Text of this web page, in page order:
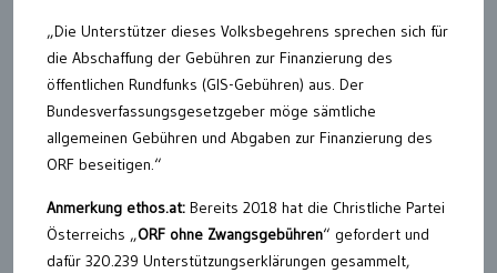
„Die Unterstützer dieses Volksbegehrens sprechen sich für
die Abschaffung der Gebühren zur Finanzierung des
öffentlichen Rundfunks (GIS-Gebühren) aus. Der
Bundesverfassungsgesetzgeber möge sämtliche
allgemeinen Gebühren und Abgaben zur Finanzierung des
ORF beseitigen.“
Anmerkung ethos.at: Bereits 2018 hat die Christliche Partei
Österreichs „ORF ohne Zwangsgebühren“ gefordert und
dafür 320.239 Unterstützungserklärungen gesammelt,